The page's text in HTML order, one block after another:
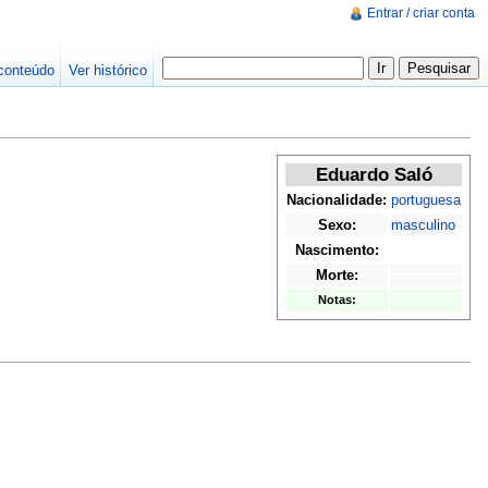
Eduardo Saló
Nacionalidade: portuguesa
Sexo:
masculino
Nascimento:
Morte:
Notas:
Entrar / criar conta
Ver histórico